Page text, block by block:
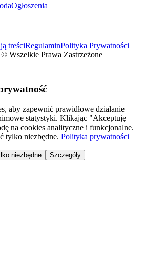
Ogłoszenia
treściRegulaminPolityka Prywatności
© Wszelkie Prawa Zastrzeżone
aby zapewnić prawidłowe działanie
statystyki. Klikając "Akceptuję
na cookies analityczne i funkcjonalne.
tylko niezbędne. Polityka prywatności
niezbędne Szczegóły